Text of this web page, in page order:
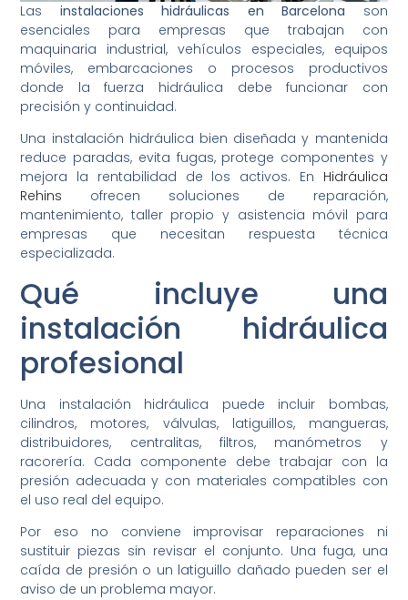
Las instalaciones hidráulicas en Barcelona son
esenciales para empresas que trabajan con
maquinaria industrial, vehículos especiales, equipos
móviles, embarcaciones o procesos productivos
donde la fuerza hidráulica debe funcionar con
precisión y continuidad.
Una instalación hidráulica bien diseñada y mantenida
reduce paradas, evita fugas, protege componentes y
mejora la rentabilidad de los activos. En Hidráulica
Rehins ofrecen soluciones de reparación,
mantenimiento, taller propio y asistencia móvil para
empresas que necesitan respuesta técnica
especializada.
Qué incluye una
instalación hidráulica
profesional
Una instalación hidráulica puede incluir bombas,
cilindros, motores, válvulas, latiguillos, mangueras,
distribuidores, centralitas, filtros, manómetros y
racorería. Cada componente debe trabajar con la
presión adecuada y con materiales compatibles con
el uso real del equipo.
Por eso no conviene improvisar reparaciones ni
sustituir piezas sin revisar el conjunto. Una fuga, una
caída de presión o un latiguillo dañado pueden ser el
aviso de un problema mayor.